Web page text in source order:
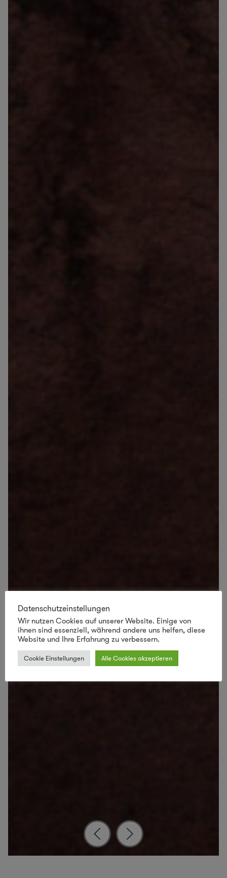
Datenschutzeinstellungen
Wir nutzen Cookies auf unserer Website. Einige von
ihnen sind essenziell, während andere uns helfen, diese
Website und Ihre Erfahrung zu verbessern.
Cookie Einstellungen Alle Cookies akzeptieren